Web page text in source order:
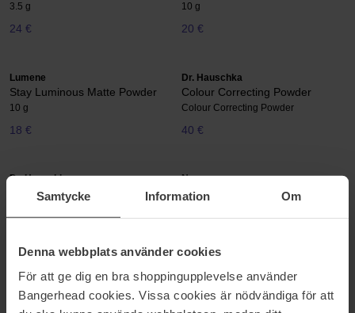
Samtycke Information Om
Denna webbplats använder cookies
För att ge dig en bra shoppingupplevelse använder
Bangerhead cookies. Vissa cookies är nödvändiga för att
3.5 g
24 €
10 g
20 €
Lumene
Stay Luminous Matte Powder
10 g
18 €
Dr. Hauschka
Colour Correcting Powder
Colour Correcting Powder
40 €
Dr. Hauschka
Compact Powder
Nuxe
Poudre Éclat Prodigieux
Lumene
CC Color Correcting Powder
10 g
LH cosmetics
Blotting Powder
6 g